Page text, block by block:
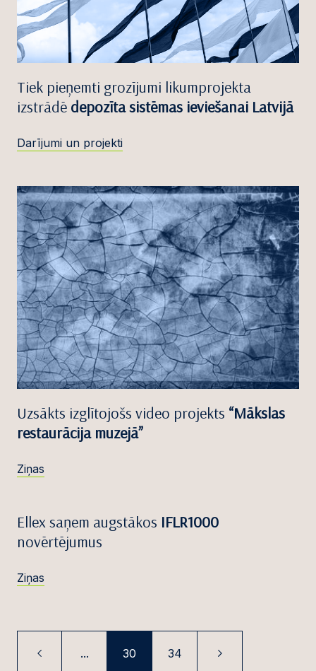
Tiek pieņemti grozījumi likumprojekta
izstrādē depozīta sistēmas ieviešanai Latvijā
Darījumi un projekti
Uzsākts izglītojošs video projekts “Mākslas
restaurācija muzejā”
Ziņas
Ellex saņem augstākos IFLR1000
novērtējumus
Ziņas
... 30 34